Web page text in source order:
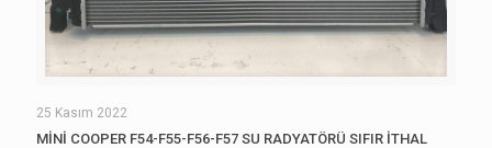
25 Kasım 2022
MİNİ COOPER F54-F55-F56-F57 SU RADYATÖRÜ SIFIR İTHAL